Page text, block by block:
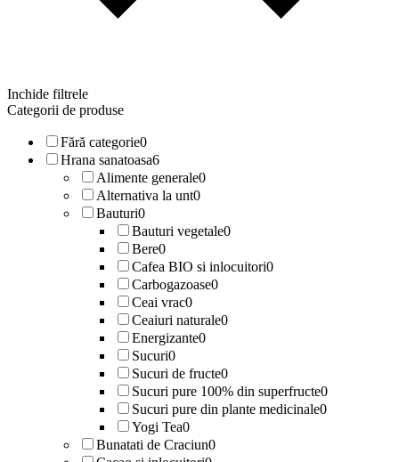
Inchide filtrele
Categorii de produse
Fără categorie0
Hrana sanatoasa6
Alimente generale0
Alternativa la unt0
Bauturi0
Bauturi vegetale0
Bere0
Cafea BIO si inlocuitori0
Carbogazoase0
Ceai vrac0
Ceaiuri naturale0
Energizante0
Sucuri0
Sucuri de fructe0
Sucuri pure 100% din superfructe0
Sucuri pure din plante medicinale0
Yogi Tea0
Bunatati de Craciun0